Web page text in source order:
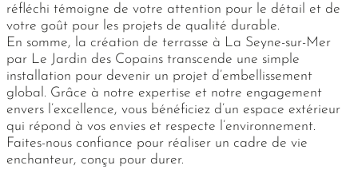
réfléchi témoigne de votre attention pour le détail et de
votre goût pour les projets de qualité durable.
En somme, la création de terrasse à La Seyne-sur-Mer
par Le Jardin des Copains transcende une simple
installation pour devenir un projet d’embellissement
global. Grâce à notre expertise et notre engagement
envers l’excellence, vous bénéficiez d’un espace extérieur
qui répond à vos envies et respecte l’environnement.
Faites-nous confiance pour réaliser un cadre de vie
enchanteur, conçu pour durer.